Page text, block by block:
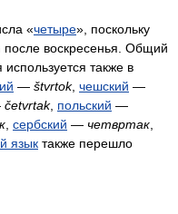
«четыре», поскольку
воскресенья. Общий
также в
— štvrtok, чешский —
četvrtak, польский —
сербский — четвртак
язык также перешло